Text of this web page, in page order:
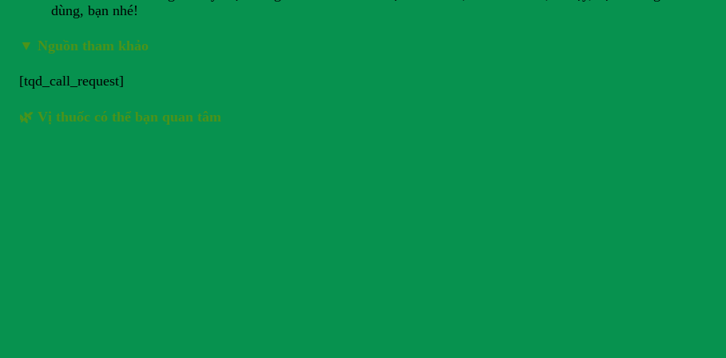
dùng, bạn nhé!
▼ Nguồn tham khảo
[tqd_call_request]
🌿 Vị thuốc có thể bạn quan tâm